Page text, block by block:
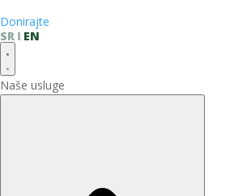
Donirajte
SR
EN
Naše usluge